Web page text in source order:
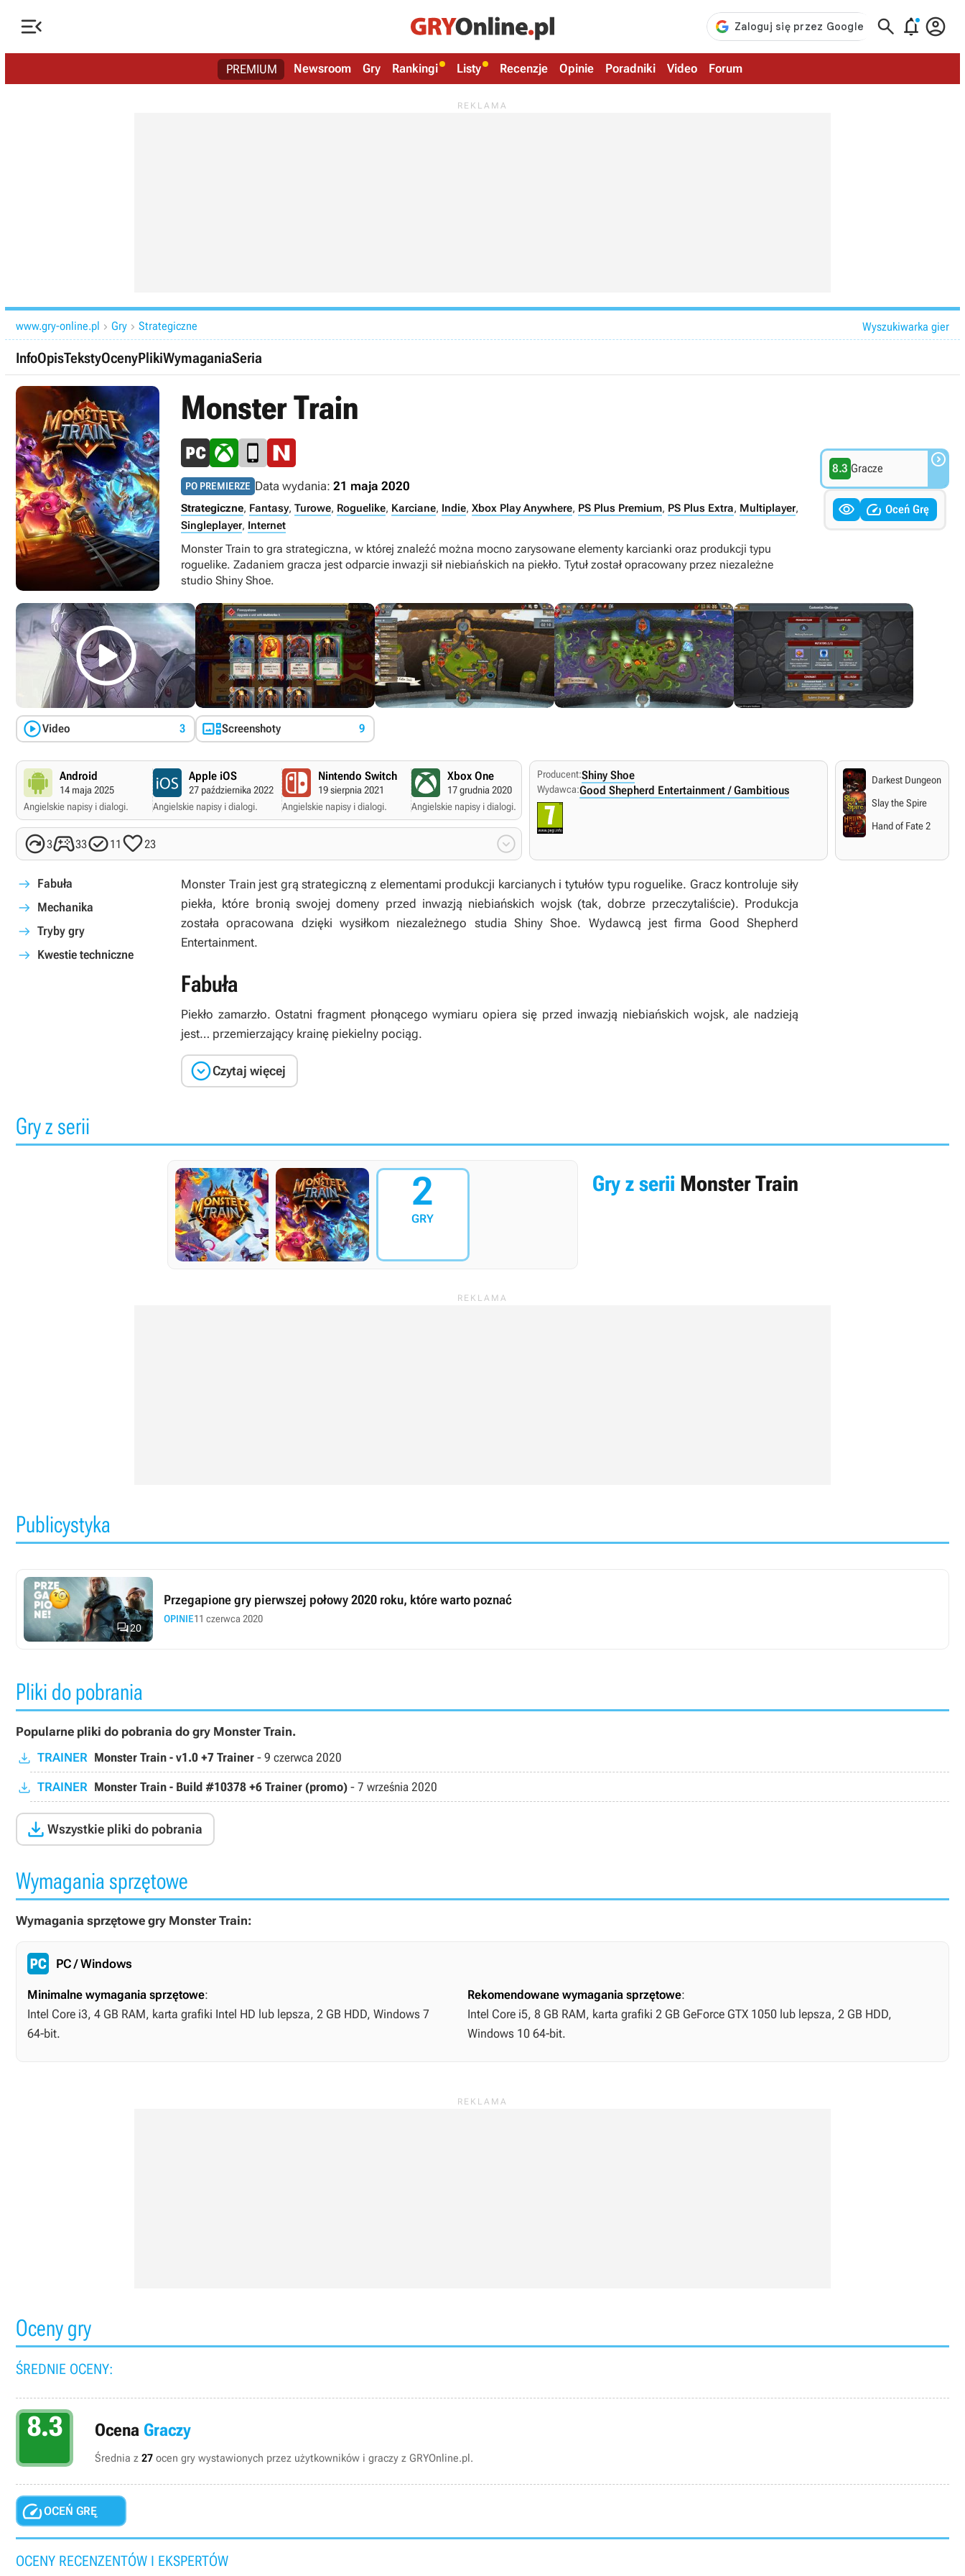
   
PREMIUM Newsroom Gry Rankingi Listy Recenzje Opinie Poradniki Video Forum
www.gry-online.pl  Gry  Strategiczne Wyszukiwarka gier
InfoOpisTekstyOcenyPlikiWymaganiaSeria
Monster Train
PO PREMIERZE Data wydania: 21 maja 2020
Strategiczne, Fantasy, Turowe, Roguelike, Karciane, Indie, Xbox Play Anywhere, PS Plus Premium, PS Plus Extra, Multiplayer,
Singleplayer, Internet
Monster Train to gra strategiczna, w której znaleźć można mocno zarysowane elementy karcianki oraz produkcji typu
roguelike. Zadaniem gracza jest odparcie inwazji sił niebiańskich na piekło. Tytuł został opracowany przez niezależne
studio Shiny Shoe.
8.3 Gracze 
  Oceń Grę

Video 3 Screenshoty 9
Android
14 maja 2025
Angielskie napisy i dialogi.
Apple iOS
27 października 2022
Angielskie napisy i dialogi.
Nintendo Switch
19 sierpnia 2021
Angielskie napisy i dialogi.
Xbox One
17 grudnia 2020
Angielskie napisy i dialogi.
PC Windows
21 maja 2020
Angielskie napisy i dialogi.
33311 23 
Producent:Shiny Shoe
Wydawca:Good Shepherd Entertainment / Gambitious
Darkest Dungeon
Slay the Spire
Hand of Fate 2
Fabuła
Mechanika
Tryby gry
Kwestie techniczne
Monster Trainjest grą strategiczną z elementami produkcji karcianych i tytułów typu roguelike. Gracz kontroluje siły
piekła, które bronią swojej domeny przed inwazją niebiańskich wojsk (tak, dobrze przeczytaliście). Produkcja
została opracowana dzięki wysiłkom niezależnego studia Shiny Shoe. Wydawcą jest firma Good Shepherd
Entertainment.
Fabuła
Piekło zamarzło. Ostatni fragment płonącego wymiaru opiera się przed inwazją niebiańskich wojsk, ale nadzieją
jest… przemierzający krainę piekielny pociąg.
Czytaj więcej
Gry z serii
2
GRY
Gry z seriiMonster Train
Publicystyka
20
Przegapione gry pierwszej połowy 2020 roku, które warto poznać
OPINIE11 czerwca 2020
Pliki do pobrania
Popularne pliki do pobrania do gry Monster Train.
TRAINER Monster Train - v1.0 +7 Trainer - 9 czerwca 2020
TRAINER Monster Train - Build #10378 +6 Trainer (promo) - 7 września 2020
 Wszystkie pliki do pobrania
Wymagania sprzętowe
Wymagania sprzętowe gry Monster Train:
PC / Windows
Minimalne wymagania sprzętowe:
Intel Core i3, 4 GB RAM, karta grafiki Intel HD lub lepsza, 2 GB HDD, Windows 7
64-bit.
Rekomendowane wymagania sprzętowe:
Intel Core i5, 8 GB RAM, karta grafiki 2 GB GeForce GTX 1050 lub lepsza, 2 GB HDD,
Windows 10 64-bit.
Oceny gry
ŚREDNIE OCENY:
8.3 Ocena Graczy
Średnia z 27 ocen gry wystawionych przez użytkowników i graczy z GRYOnline.pl.
OCEŃ GRĘ
OCENY RECENZENTÓW I EKSPERTÓW